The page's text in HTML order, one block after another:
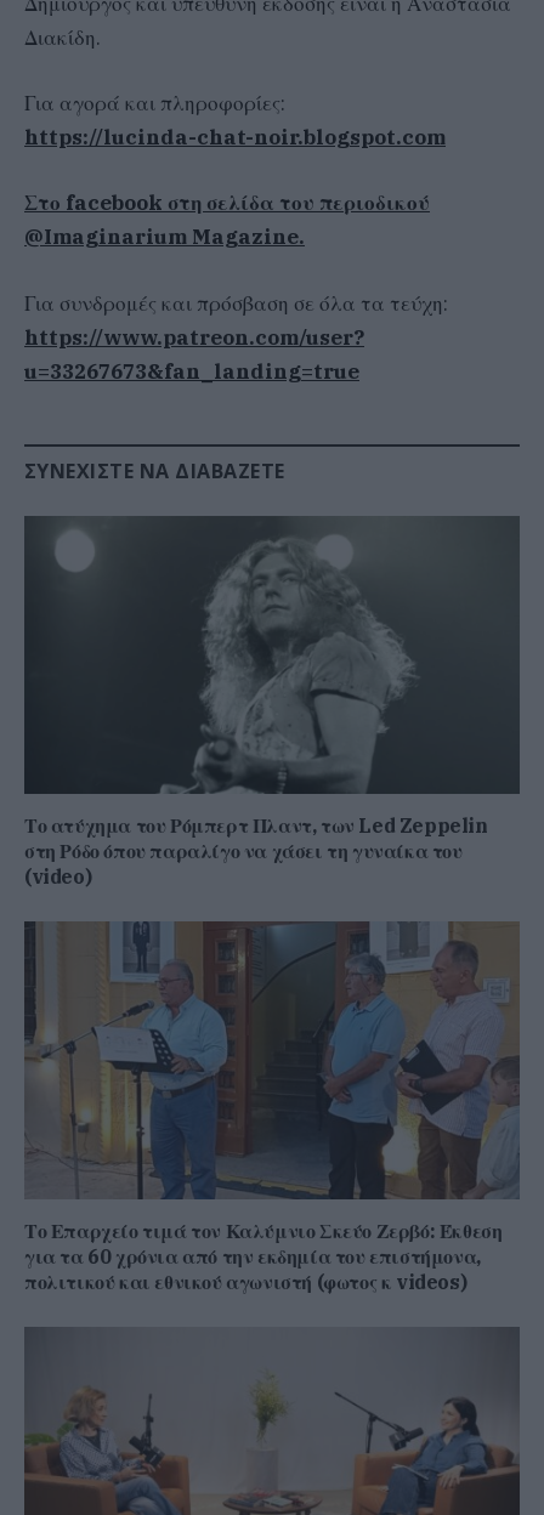
Διακίδη.
Για αγορά και πληροφορίες:
https://lucinda-chat-noir.blogspot.com
Στο facebook στη σελίδα του περιοδικού
@Imaginarium Magazine.
Για συνδρομές και πρόσβαση σε όλα τα τεύχη:
https://www.patreon.com/user?
u=33267673&fan_landing=true
ΣΥΝΕΧΊΣΤΕ ΝΑ ΔΙΑΒΆΖΕΤΕ
Το ατύχημα του Ρόμπερτ Πλαντ, των Led Zeppelin
στη Ρόδο όπου παραλίγο να χάσει τη γυναίκα του
(video)
Το Επαρχείο τιμά τον Καλύμνιο Σκεύο Ζερβό: Έκθεση
για τα 60 χρόνια από την εκδημία του επιστήμονα,
πολιτικού και εθνικού αγωνιστή (φωτος κ videos)